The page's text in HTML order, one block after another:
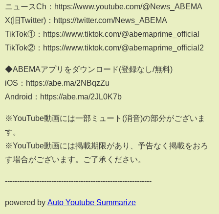
ニュースCh：https://www.youtube.com/@News_ABEMA
X(旧Twitter)：https://twitter.com/News_ABEMA
TikTok①：https://www.tiktok.com/@abemaprime_official
TikTok②：https://www.tiktok.com/@abemaprime_official2
◆ABEMAアプリをダウンロード(登録なし/無料)
iOS：https://abe.ma/2NBqzZu
Android：https://abe.ma/2JL0K7b
※YouTube動画には一部ミュート(消音)の部分がございま
す。
※YouTube動画には掲載期限があり、予告なく掲載をおろ
す場合がございます。ご了承ください。
------------------------------------------------------------
powered by Auto Youtube Summarize